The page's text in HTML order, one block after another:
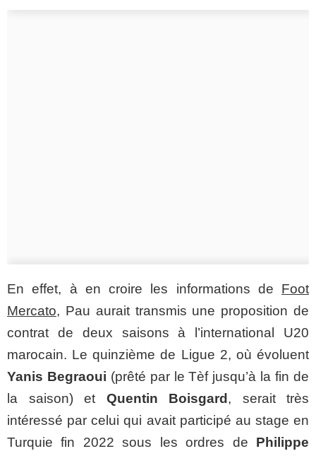
En effet, à en croire les informations de Foot
Mercato, Pau aurait transmis une proposition de
contrat de deux saisons à l’international U20
marocain. Le quinzième de Ligue 2, où évoluent
Yanis Begraoui (prêté par le Tèf jusqu’à la fin de
la saison) et Quentin Boisgard , serait très
intéressé par celui qui avait participé au stage en
Turquie fin 2022 sous les ordres de Philippe